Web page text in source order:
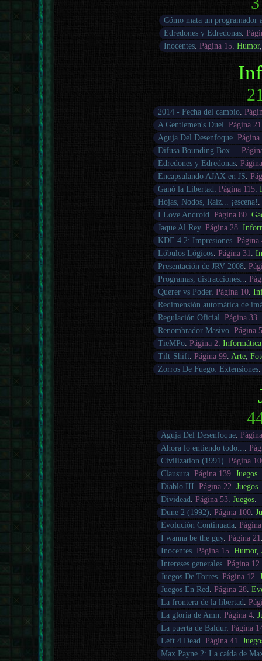
Cómo mata un programador
Edredones y Edredonas.
Inocentes. Página 15. Humor
2014 - Fecha del cambio.
A Gentlemen's Duel
Página 21
Aguja Del Desenfoque. Página
Difusa Bounding Box...
Edredones y Edredonas.
Encapsulando AJAX en JS
Ganó la Libertad
Página 115.
Hojas, Nodos, Raíz... ¡escena!
I Love Android
Página 80.
Jaque Al Rey. Página 28.
KDE 4.2: Impresiones. Página
Lóbulos Lógicos. Página 31
Presentación de JRV 2008.
Programas, distracciones..
Querer vs Poder. Página 10.
Redimensión automática de
Regulación Oficial
Página 33.
Renombrador Masivo. Página
TieMPo. Página 2 Informática
Tilt-Shift. Página 99. Arte,
Zorros De Fuego: Extensiones
Aguja Del Desenfoque .
Ahora lo entiendo todo...
.
Civilization (1991) .Página
Clausura .Página 139 .Juegos
Diablo III .Página 22 .Juegos
Dividead .Página 53 .Juegos
Dune 2 (1992) .Página 100 .
Evolución Continuada .
I wanna be the guy.Página 21
Inocentes .Página 15 .Humor,
Intereses generales .Página 12
Juegos De Torres .Página 12 .
Juegos En Red .Página 28 .
La frontera de la libertad .
La gloria de Amn .Página 4 .
La puerta de Baldur.Página
Left 4 Dead .Página 41 .
Max Payne 2: La caída de